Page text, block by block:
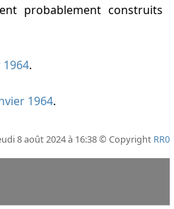
probablement construits
.
1964.
8 août 2024 à 16:38 © Copyright RR0